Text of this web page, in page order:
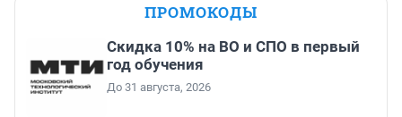
ПРОМОКОДЫ
Скидка 10% на ВО и СПО в первый
год обучения
До 31 августа, 2026